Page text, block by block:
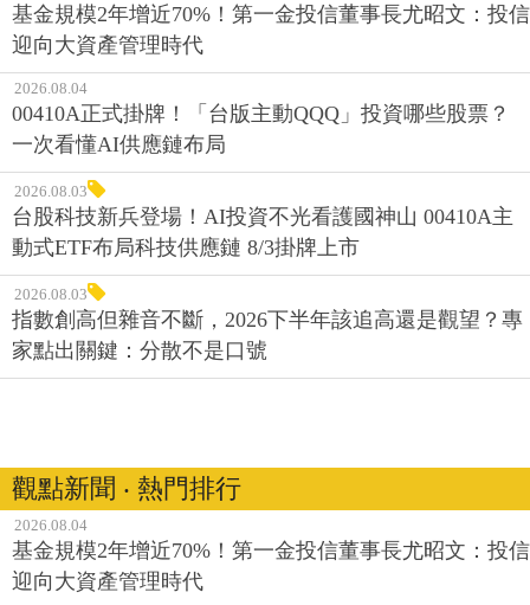
基金規模2年增近70%！第一金投信董事長尤昭文：投信
迎向大資產管理時代
2026.08.04
00410A正式掛牌！「台版主動QQQ」投資哪些股票？
一次看懂AI供應鏈布局
2026.08.03
台股科技新兵登場！AI投資不光看護國神山 00410A主
動式ETF布局科技供應鏈 8/3掛牌上市
2026.08.03
指數創高但雜音不斷，2026下半年該追高還是觀望？專
家點出關鍵：分散不是口號
觀點新聞 ‧ 熱門排行
2026.08.04
基金規模2年增近70%！第一金投信董事長尤昭文：投信
迎向大資產管理時代